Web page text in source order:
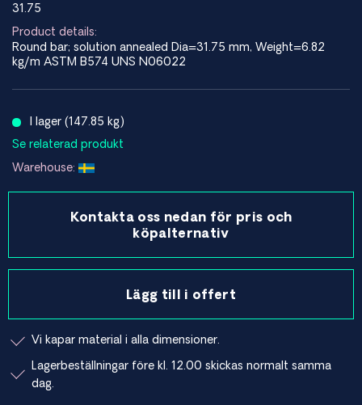
31.75
Product details:
Round bar; solution annealed Dia=31.75 mm, Weight=6.82
kg/m ASTM B574 UNS N06022
I lager (147.85 kg)
Se relaterad produkt
Warehouse:
Kontakta oss nedan för pris och
köpalternativ
Lägg till i offert
Vi kapar material i alla dimensioner.
Lagerbeställningar före kl. 12.00 skickas normalt samma
dag.